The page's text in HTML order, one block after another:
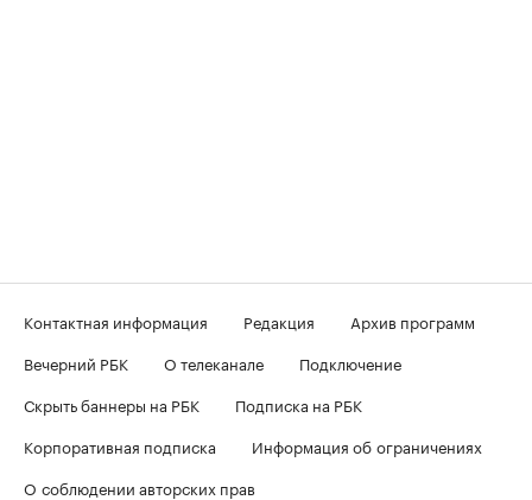
Контактная информация Редакция
Архив программ
Вечерний РБК
О телеканале
Подключение
Скрыть баннеры на РБК
Подписка на РБК
Корпоративная подписка
Информация об ограничениях
О соблюдении авторских прав